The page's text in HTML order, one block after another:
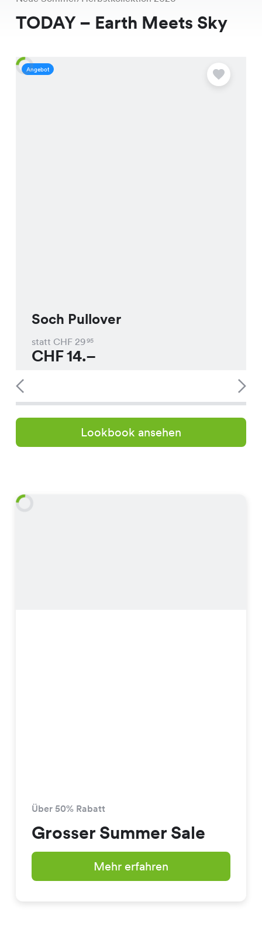
TODAY – Earth Meets Sky
Angebot
Soch Pullover
statt CHF 2995
CHF14.–
Lookbook ansehen
Über 50% Rabatt
Grosser Summer Sale
Mehr erfahren